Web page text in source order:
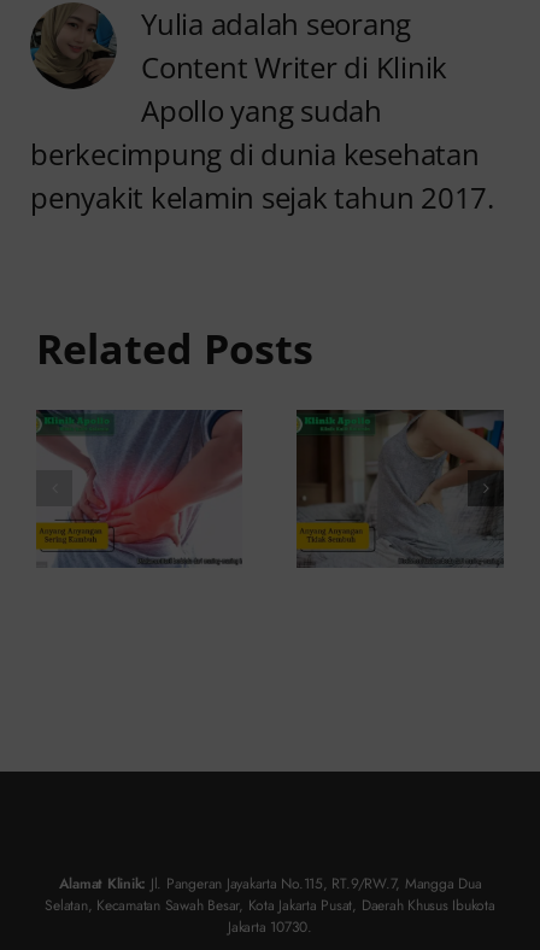
Yulia adalah seorang
Content Writer di Klinik
Apollo yang sudah
berkecimpung di dunia kesehatan
penyakit kelamin sejak tahun 2017.
Related Posts
Penyebab
Sering
Kambuh
dan Cara
Atasinya
Anyang
Penyebab
dan
Solusinya
Alamat Klinik: Jl. Pangeran Jayakarta No.115, RT.9/RW.7, Mangga Dua
Selatan, Kecamatan Sawah Besar, Kota Jakarta Pusat, Daerah Khusus Ibukota
Jakarta 10730.